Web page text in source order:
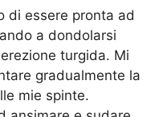
di essere pronta ad
a dondolarsi
turgida. Mi
gradualmente la
mie spinte.